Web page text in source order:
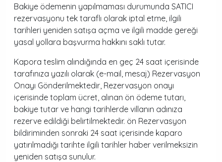
Bakiye ödemenin yapılmaması durumunda SATICI
rezervasyonu tek taraflı olarak iptal etme, ilgili
tarihleri yeniden satışa açma ve ilgili madde gereği
yasal yollara başvurma hakkını saklı tutar.
Kapora teslim alındığında en geç 24 saat içerisinde
tarafınıza yazılı olarak (e-mail, mesaj) Rezervasyon
Onayı Gönderilmektedir, Rezervasyon onayı
içerisinde toplam ücret, alınan ön ödeme tutarı,
bakiye tutar ve hangi tarihlerde villanın adınıza
rezerve edildiği belirtilmektedir. ön Rezervasyon
bildiriminden sonraki 24 saat içerisinde kaparo
yatırılmadığı tarihte ilgili tarihler haber verilmeksizin
yeniden satışa sunulur.